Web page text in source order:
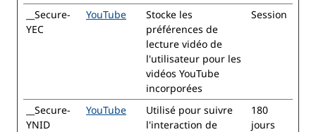
__Secure-
YEC
YouTube
Stocke les
préférences de
lecture vidéo de
l'utilisateur pour les
vidéos YouTube
incorporées
Session
__Secure-
YNID
YouTube
Utilisé pour suivre
l'interaction de
180
jours